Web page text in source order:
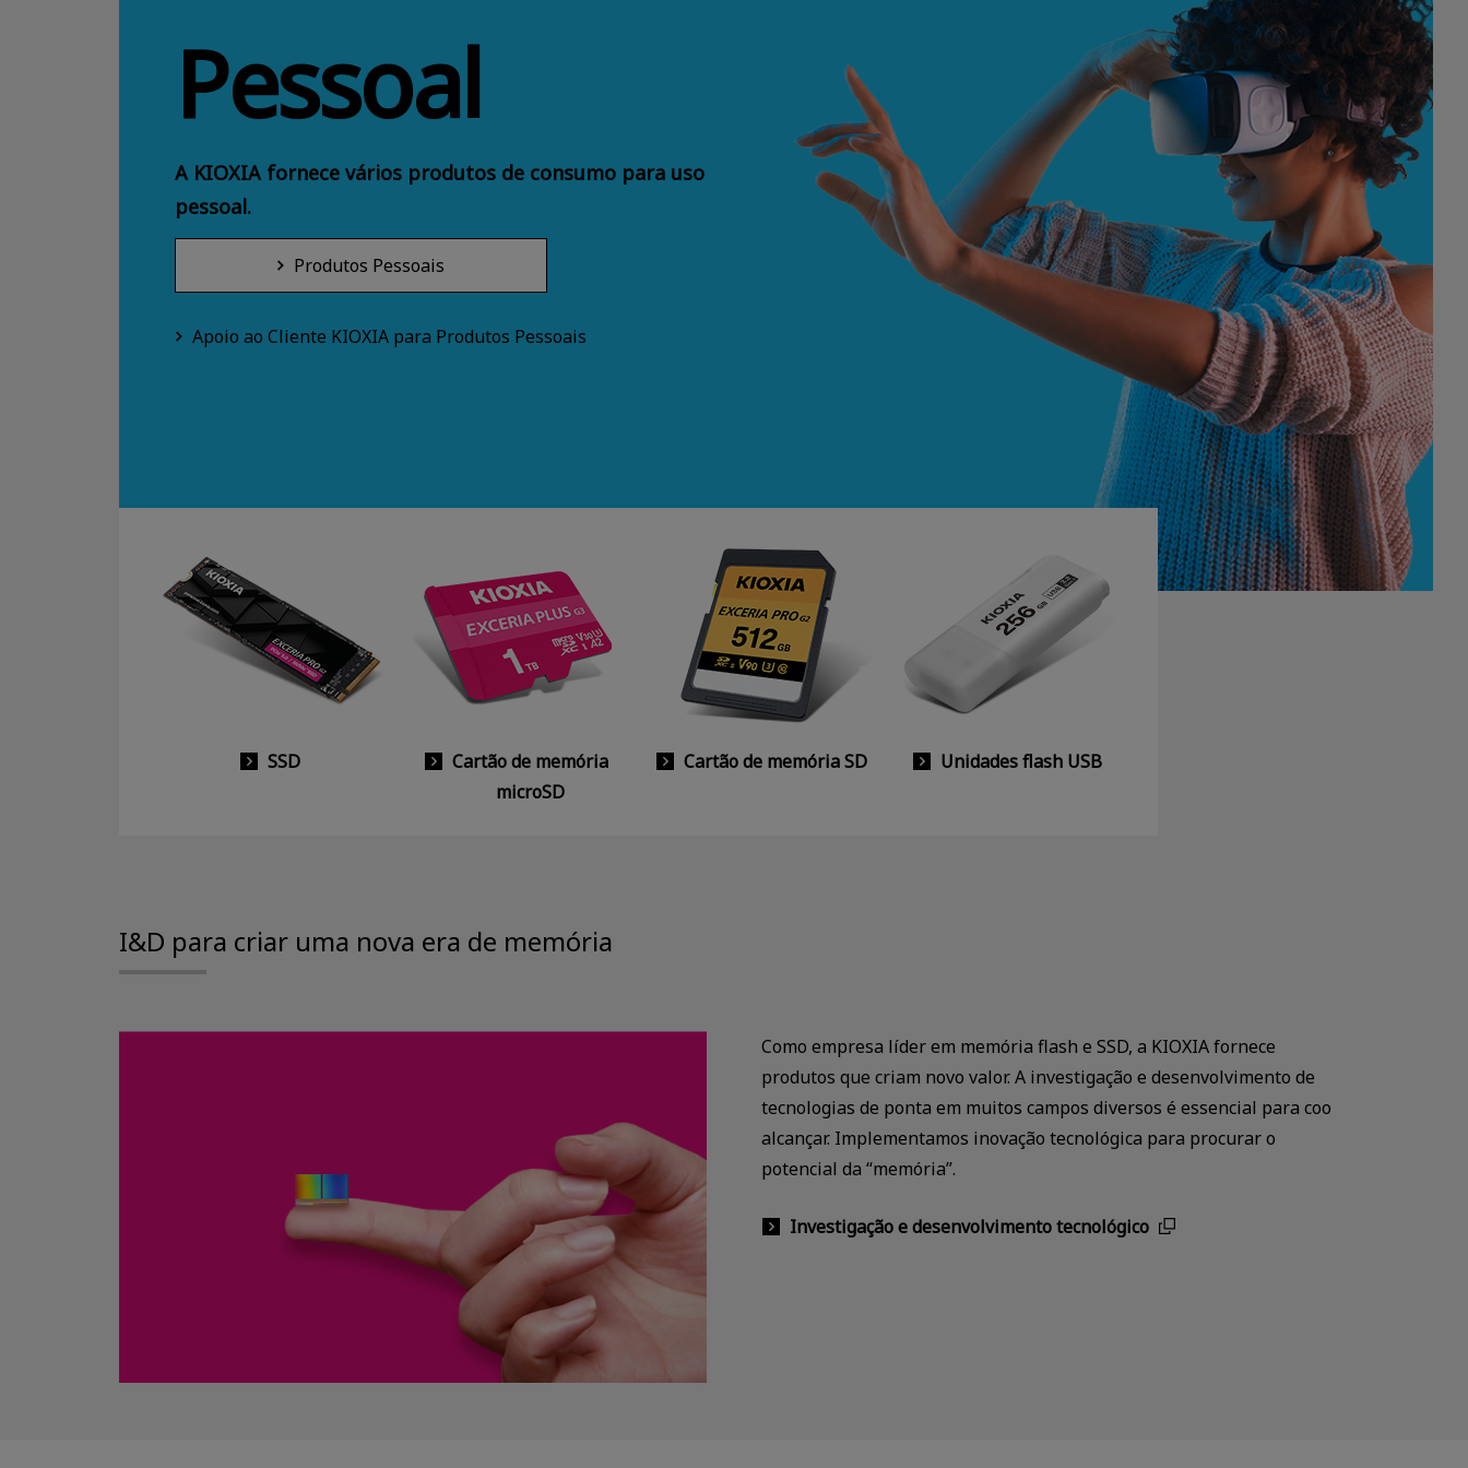
A KIOXIA fornece vários produtos de consumo para uso
pessoal.
Pessoal
Produtos Pessoais
Apoio ao Cliente KIOXIA para Produtos Pessoais
SSD
Cartão de memória
microSD
Cartão de memória SD Unidades flash USB
I&D para criar uma nova era de memória
Como empresa líder em memória flash e SSD, a KIOXIA fornece
produtos que criam novo valor. A investigação e desenvolvimento de
tecnologias de ponta em muitos campos diversos é essencial para coo
alcançar. Implementamos inovação tecnológica para procurar o
potencial da “memória”.
Investigação e desenvolvimento tecnológico